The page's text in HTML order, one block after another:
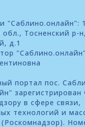
"Саблино.онлайн":
обл., Тосненский р-
д.1
портал пос.
зарегистрирован
в сфере связи,
технологий и